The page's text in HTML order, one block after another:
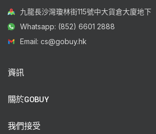
九龍長沙灣瓊林街115號中大貨倉大廈地下
Whatsapp: (852) 6601 2888
Email: cs@gobuy.hk
資訊
關於GOBUY
我們接受